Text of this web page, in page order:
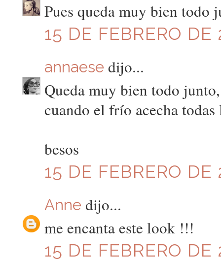
Pues queda muy bien todo
15 DE FEBRERO DE
annaese dijo...
Queda muy bien todo
cuando el frío acecha todas
besos
15 DE FEBRERO
Anne dijo...
me encanta este look !!!
15 DE FEBRERO